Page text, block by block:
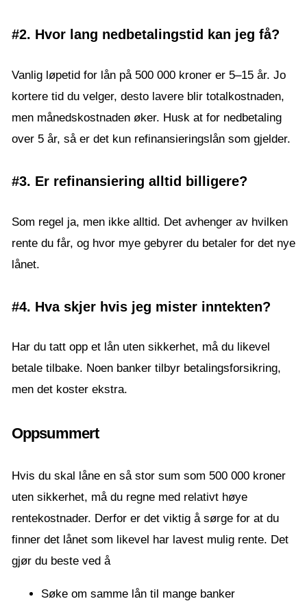
#2. Hvor lang nedbetalingstid kan jeg få?
Vanlig løpetid for lån på 500 000 kroner er 5–15 år. Jo
kortere tid du velger, desto lavere blir totalkostnaden,
men månedskostnaden øker. Husk at for nedbetaling
over 5 år, så er det kun refinansieringslån som gjelder.
#3. Er refinansiering alltid billigere?
Som regel ja, men ikke alltid. Det avhenger av hvilken
rente du får, og hvor mye gebyrer du betaler for det nye
lånet.
#4. Hva skjer hvis jeg mister inntekten?
Har du tatt opp et lån uten sikkerhet, må du likevel
betale tilbake. Noen banker tilbyr betalingsforsikring,
men det koster ekstra.
Oppsummert
Hvis du skal låne en så stor sum som 500 000 kroner
uten sikkerhet, må du regne med relativt høye
rentekostnader. Derfor er det viktig å sørge for at du
finner det lånet som likevel har lavest mulig rente. Det
gjør du beste ved å
Søke om samme lån til mange banker